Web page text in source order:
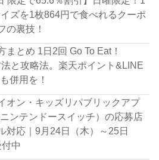
ズを1枚864円で食べれるクーポ
の裏技！
まとめ 1日2回 Go To Eat！
と攻略法。楽天ポイント&LINE
併用を！
オン・キッズリパブリックアプ
ンテンドースイッチ）の応募店
対応｜9月24日（木）～25日
中